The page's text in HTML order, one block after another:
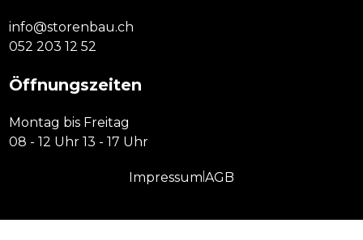
info@storenbau.ch
052 203 12 52
Öffnungszeiten
Montag bis Freitag
08 - 12 Uhr 13 - 17 Uhr
Impressum|AGB